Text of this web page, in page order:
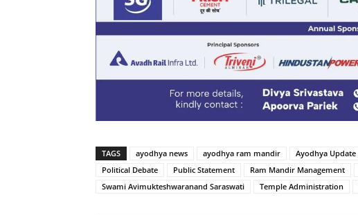
TAGS ayodhya news ayodhya ram mandir Ayodhya Update
Political Debate
Public Statement Ram Mandir Management
Swami Avimukteshwaranand Saraswati
Temple Administration